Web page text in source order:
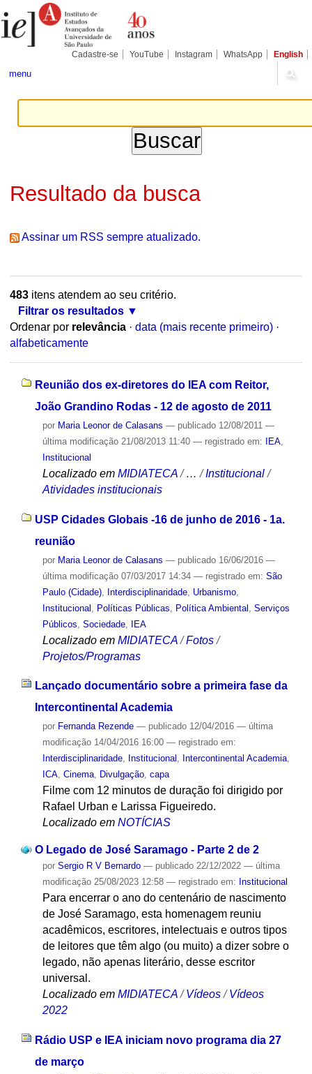
para
conteúdo.
Pessoais
Cadastre-se YouTube Instagram WhatsApp English
menu
Resultado da busca
Assinar um RSS sempre atualizado.
483itens atendem ao seu critério.
Filtrar os resultados
Ordenar por relevância · data (mais recente primeiro) ·
alfabeticamente
Reunião dos ex-diretores do IEA com Reitor,
João Grandino Rodas - 12 de agosto de 2011
por Maria Leonor de Calasans — publicado12/08/2011 —
última modificação21/08/2013 11:40 — registrado em: IEA,
Institucional
Localizado em MIDIATECA /…/Institucional /
Atividades institucionais
USP Cidades Globais -16 de junho de 2016 - 1a.
reunião
por Maria Leonor de Calasans — publicado16/06/2016 —
última modificação07/03/2017 14:34 — registrado em: São
Paulo (Cidade), Interdisciplinaridade, Urbanismo,
Institucional
Políticas Públicas Política Ambiental Serviços
Públicos Sociedade, IEA
Localizado em MIDIATECA /Fotos /
Projetos/Programas
Lançado documentário sobre a primeira fase da
Intercontinental Academia
por Fernanda Rezende — publicado12/04/2016 — última
modificação14/04/2016 16:00 — registrado em:
Interdisciplinaridade, Institucional , Intercontinental Academia,
ICA, Cinema, Divulgação, capa
Filme com 12 minutos de duração foi dirigido por
Rafael Urban e Larissa Figueiredo.
Localizado em NOTÍCIAS
O Legado de José Saramago - Parte 2 de 2
por Sergio R V Bernardo — publicado22/12/2022 — última
modificação25/08/2023 12:58 — registrado em: Institucional
Para encerrar o ano do centenário de nascimento
de José Saramago, esta homenagem reuniu
acadêmicos, escritores, intelectuais e outros tipos
de leitores que têm algo (ou muito) a dizer sobre o
legado, não apenas literário, desse escritor
universal.
Localizado em MIDIATECA /Vídeos /Vídeos
2022
Rádio USP e IEA iniciam novo programa dia 27
de março